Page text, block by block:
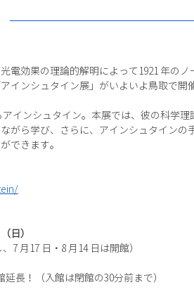
電効果の理論的解明によって1921 年の
インシュタイン展」がいよいよ鳥取で開
インシュタイン。本展では、彼の科学
がら学び、さらに、アインシュタイン
できます。
日）
7 月17 日・8 月14 日は開館）
長！（入館は閉館の30分前まで）